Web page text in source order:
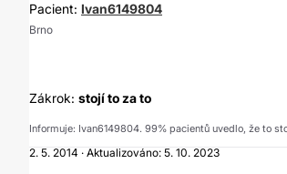
Pacient: Ivan6149804
Brno
Zákrok: stojí to za to
Informuje: Ivan6149804. 99% pacientů uvedlo, že to
2. 5. 2014 · Aktualizováno: 5. 10. 2023